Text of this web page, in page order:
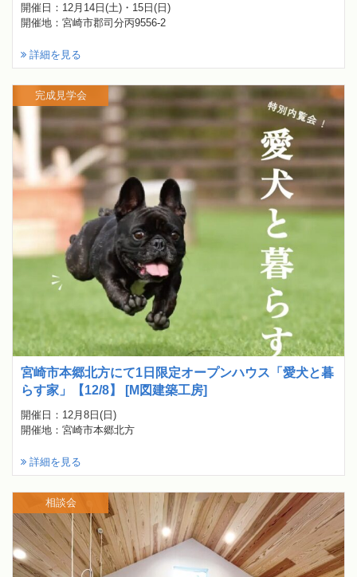
開催日：12月14日(土)・15日(日)
開催地：宮崎市郡司分丙9556-2
詳細を見る
宮崎市本郷北方にて1日限定オープンハウス「愛犬と暮
らす家」【12/8】 [M図建築工房]
開催日：12月8日(日)
開催地：宮崎市本郷北方
詳細を見る
完成見学会
相談会